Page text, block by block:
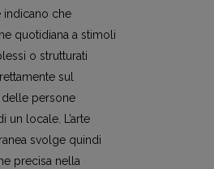
indicano che
quotidiana a stimoli
o strutturati
sul
delle persone
un locale. L’arte
svolge quindi
precisa nella